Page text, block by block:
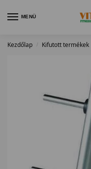
MENÜ
Kezdőlap / Kifutott termékek